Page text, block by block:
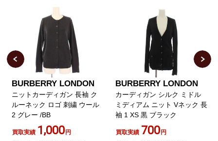
BURBERRY LONDON
ニットカーディガン 長袖 ク
ルーネック ロゴ 刺繍 ウール
2 グレー /BB
買取実績 1,000円
BURBERRY LONDON
カーディガン シルク ミドル
ミディアム ニット Vネック 長
袖 1 XS 黒 ブラック
買取実績 700円